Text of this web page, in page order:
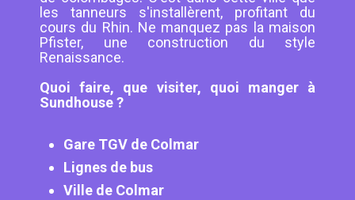
les tanneurs s'installèrent, profitant du
cours du Rhin. Ne manquez pas la maison
Pfister, une construction du style
Renaissance.
Quoi faire, que visiter, quoi manger à
Sundhouse ?
Gare TGV de Colmar
Lignes de bus
Ville de Colmar